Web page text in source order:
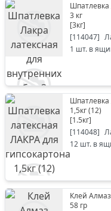
Шпатлевка
3 кг
[3кг]
[114047]
1 шт. в
Шпатлевка
1,5кг (12)
[1.5кг]
[114048]
12 шт. в
Клей
58 гр